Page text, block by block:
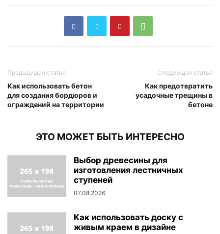
Предыдущая статья
Как использовать бетон
для создания бордюров и
ограждений на территории
Следующая статья
Как предотвратить
усадочные трещины в
бетоне
ЭТО МОЖЕТ БЫТЬ ИНТЕРЕСНО
Выбор древесины для
изготовления лестничных
ступеней
07.08.2026
Как использовать доску с
живым краем в дизайне